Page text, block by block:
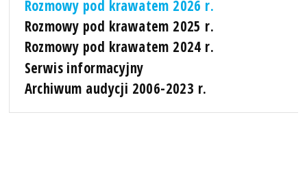
Rozmowy pod krawatem 2026 r.
Rozmowy pod krawatem 2025 r.
Rozmowy pod krawatem 2024 r.
Serwis informacyjny
Archiwum audycji 2006-2023 r.